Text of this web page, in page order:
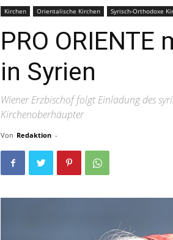
Kirchen Orientalische Kirchen Syrisch-Orthodoxe
PRO
in Syrien
Wiener Erzbischof folgt Einladung des
Kirchenoberhäupter
Von Redaktion -